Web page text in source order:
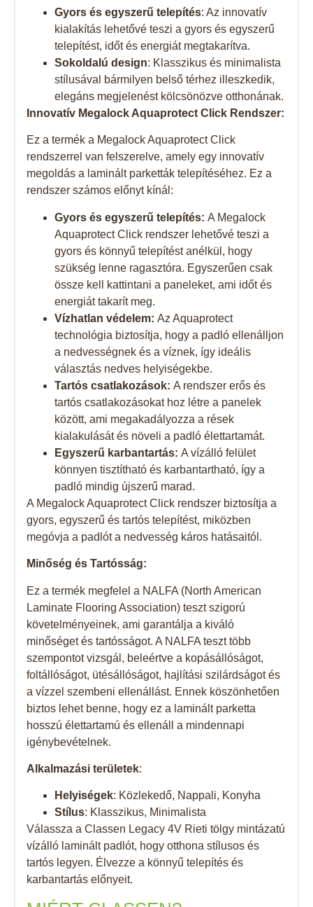
Gyors és egyszerű telepítés: Az innovatív
kialakítás lehetővé teszi a gyors és egyszerű
telepítést, időt és energiát megtakarítva.
Sokoldalú design: Klasszikus és minimalista
stílusával bármilyen belső térhez illeszkedik,
elegáns megjelenést kölcsönözve otthonának.
Innovatív Megalock Aquaprotect Click Rendszer:
Ez a termék a Megalock Aquaprotect Click
rendszerrel van felszerelve, amely egy innovatív
megoldás a laminált parketták telepítéséhez. Ez a
rendszer számos előnyt kínál:
Gyors és egyszerű telepítés: A Megalock
Aquaprotect Click rendszer lehetővé teszi a
gyors és könnyű telepítést anélkül, hogy
szükség lenne ragasztóra. Egyszerűen csak
össze kell kattintani a paneleket, ami időt és
energiát takarít meg.
Vízhatlan védelem: Az Aquaprotect
technológia biztosítja, hogy a padló ellenálljon
a nedvességnek és a víznek, így ideális
választás nedves helyiségekbe.
Tartós csatlakozások: A rendszer erős és
tartós csatlakozásokat hoz létre a panelek
között, ami megakadályozza a rések
kialakulását és növeli a padló élettartamát.
Egyszerű karbantartás: A vízálló felület
könnyen tisztítható és karbantartható, így a
padló mindig újszerű marad.
A Megalock Aquaprotect Click rendszer biztosítja a
gyors, egyszerű és tartós telepítést, miközben
megóvja a padlót a nedvesség káros hatásaitól.
Minőség és Tartósság:
Ez a termék megfelel a NALFA (North American
Laminate Flooring Association) teszt szigorú
követelményeinek, ami garantálja a kiváló
minőséget és tartósságot. A NALFA teszt több
szempontot vizsgál, beleértve a kopásállóságot,
foltállóságot, ütésállóságot, hajlítási szilárdságot és
a vízzel szembeni ellenállást. Ennek köszönhetően
biztos lehet benne, hogy ez a laminált parketta
hosszú élettartamú és ellenáll a mindennapi
igénybevételnek.
Alkalmazási területek:
Helyiségek: Közlekedő, Nappali, Konyha
Stílus: Klasszikus, Minimalista
Válassza a Classen Legacy 4V Rieti tölgy mintázatú
vízálló laminált padlót, hogy otthona stílusos és
tartós legyen. Élvezze a könnyű telepítés és
karbantartás előnyeit.